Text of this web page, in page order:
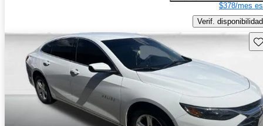
$378/mes
Verif. disponibilidad